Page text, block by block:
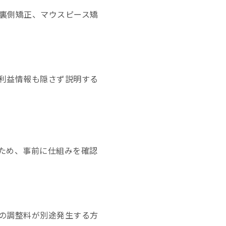
側矯正、マウスピース矯
益情報も隠さず説明する
め、事前に仕組みを確認
調整料が別途発生する方